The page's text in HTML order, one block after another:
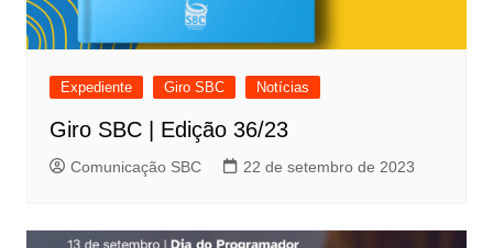
Expediente Giro SBC Notícias
Giro SBC | Edição 36/23
Comunicação SBC 22 de setembro de 2023